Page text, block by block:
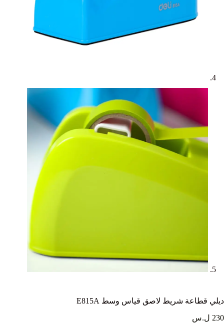
ديلي قطاعة شريط لاصق قياس وسط E815A
230 ل.س